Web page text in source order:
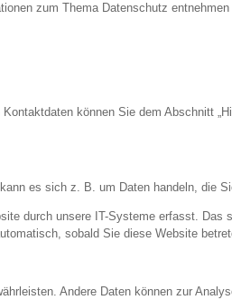
zum Thema Datenschutz
können Sie dem Abschnitt
es sich z. B. um Daten handeln, die
durch unsere IT-Systeme erfasst.
sobald Sie diese Website
Andere Daten können zur